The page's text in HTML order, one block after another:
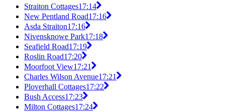
Straiton Cottages17:14
New Pentland Road17:16
Asda Straiton17:16
Nivensknowe Park17:18
Seafield Road17:19
Roslin Road17:20
Moorfoot View17:21
Charles Wilson Avenue17:21
Ploverhall Cottages17:22
Bush Access17:23
Milton Cottages17:24